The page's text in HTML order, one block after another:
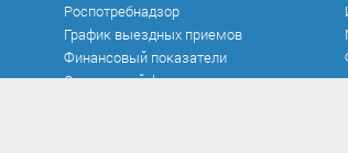
Роспотребнадзор
График выездных приемов
Финансовый показатели
Социальный фонд